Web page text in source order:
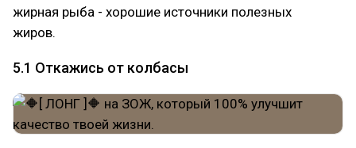
жирная рыба - хорошие источники полезных
жиров.
5.1 Откажись от колбасы